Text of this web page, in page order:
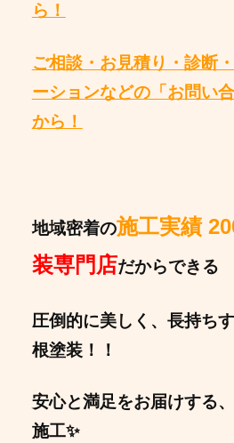
ら！
ご相談・お見積り・診断
ーションなどの「お問い
から！
地域密着の施工実績
装専門店だからできる
圧倒的に美しく、長持ち
根塗装！！
安心と満足をお届けする
施工✨